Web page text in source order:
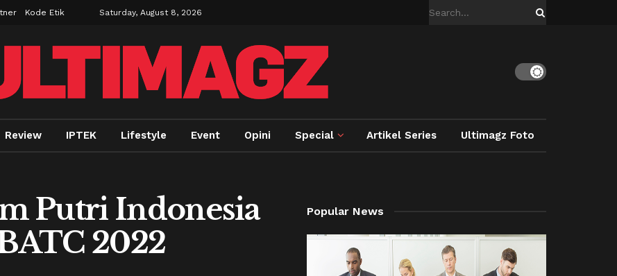
Kode Etik Saturday, August 8, 2026
Review IPTEK Lifestyle Event Opini Special Artikel Series Ultimagz Foto
Putri Indonesia
2022
Popular News